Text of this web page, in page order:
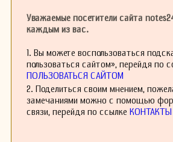
Уважаемые посетители сайта
каждым из вас.
1. Вы можете воспользоваться
пользоваться сайтом», перейдя по
ПОЛЬЗОВАТЬСЯ САЙТОМ
2. Поделиться своим мнением,
замечаниями можно с помощью
связи, перейдя по ссылке КОНТАКТЫ